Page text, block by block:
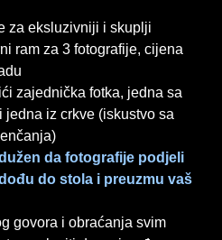
za eksluzivniji i skuplji
ram za 3 fotografije, cijena
zajednička fotka, jedna sa
jedna iz crkve (iskustvo sa
da fotografije podjeli
do stola i preuzmu vaš
govora i obraćanja svim